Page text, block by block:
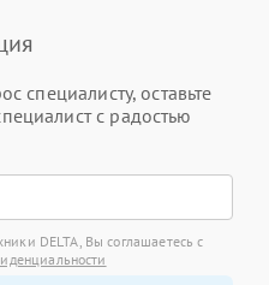
специалисту, оставьте
с радостью
DELTA, Вы соглашаетесь с